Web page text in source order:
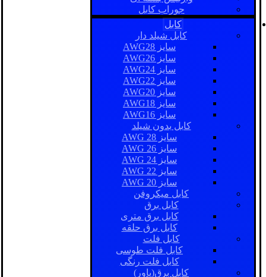
جوراب کابل
کابل
کابل شیلد دار
سایز AWG28
سایز AWG26
سایز AWG24
سایز AWG22
سایز AWG20
سایز AWG18
سایز AWG16
کابل بدون شیلد
سایز AWG 28
سایز AWG 26
سایز AWG 24
سایز AWG 22
سایز AWG 20
کابل میکروفن
کابل برق
کابل برق متری
کابل برق حلقه
کابل فلت
کابل فلت طوسی
کابل فلت رنگی
کابل برق(پاور)